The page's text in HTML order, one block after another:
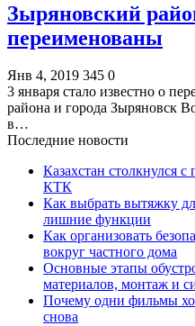
Зыряновский
переименованы
Янв 4, 2019 345 0
3 января стало известно о
района и города Зыряновск
в…
Последние новости
Казахстан столкнулся
КТК
Как выбрать вытяжку
лишние функции
Как организовать
вокруг частного дома
Основные этапы
материалов, монтаж и
Почему одни фильмы
снова